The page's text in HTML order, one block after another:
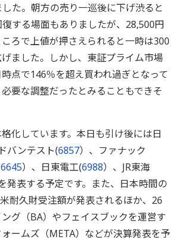
た。朝方の売り一巡後に下げ渋ると
する場面もありましたが、28,500円
ろで上値が押さえられると一時は300
ました。しかし、東証プライム市場
点で146％を超え買われ過ぎとなって
要な調整だったとみることもできそ
化しています。本日も引け後には日
バンテスト(6857）、ファナック
6645）、日東電工(6988）、JR東海
発表する予定です。また、日本時間の
耐久財受注額が発表されるほか、26
グ（BA）やフェイスブックを運営す
ームズ（META）などが決算発表を予